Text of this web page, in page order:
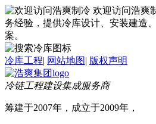
欢迎访问浩爽
务经验，提供冷库设计、安装建造
案。
冷库工程| 网站地图| 版权声明
冷链工程建设集成服务商
筹建于2007年，成立于2009年，